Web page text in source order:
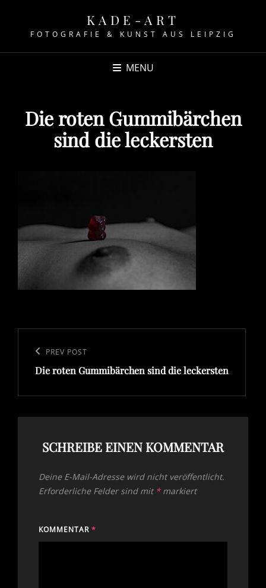
KADE-ART
FOTOGRAFIE & KUNST AUS LEIPZIG
MENU
Die roten Gummibärchen
sind die leckersten
Previous
Post
PREV POST
Die roten Gummibärchen sind die leckersten
SCHREIBE EINEN KOMMENTAR
Deine E-Mail-Adresse wird nicht veröffentlicht.
Erforderliche Felder sind mit *markiert
KOMMENTAR *